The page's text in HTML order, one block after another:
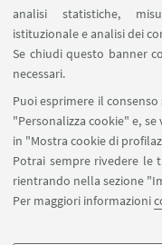
analisi statistiche,
istituzionale e analisi dei
Se chiudi questo banner
necessari.
Puoi esprimere il
"Personalizza cookie" e,
in "Mostra cookie di
Potrai sempre rivedere le
rientrando nella sezione
Per maggiori informazioni